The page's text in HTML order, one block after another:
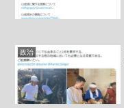
政治